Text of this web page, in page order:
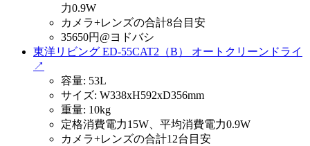
力0.9W
カメラ+レンズの合計8台目安
35650円@ヨドバシ
東洋リビング ED-55CAT2（B） オートクリーンドライ
↗
容量: 53L
サイズ: W338xH592xD356mm
重量: 10kg
定格消費電力15W、平均消費電力0.9W
カメラ+レンズの合計12台目安